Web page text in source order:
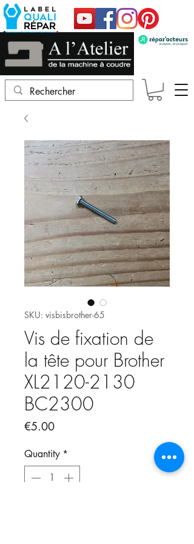
SKU: visbisbrother-65
Vis de fixation de
la tête pour Brother
XL2120-2130
BC2300
€5.00Price
Quantity *